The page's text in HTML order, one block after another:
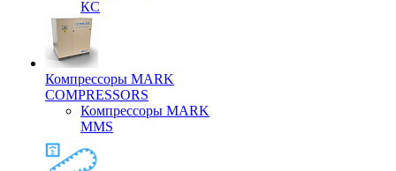
КС
Компрессоры MARK
COMPRESSORS
Компрессоры MARK
MMS